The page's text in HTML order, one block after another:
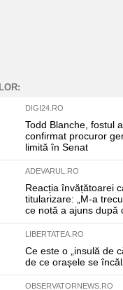
DIGI24.RO
Todd Blanche, fostul
confirmat procuror
limită în Senat
ADEVARUL.RO
Reacția învățătoarei
titularizare: „M-a
ce notă a ajuns după
LIBERTATEA.RO
Ce este o „insulă de
de ce orașele se
OBSERVATORNEWS.RO